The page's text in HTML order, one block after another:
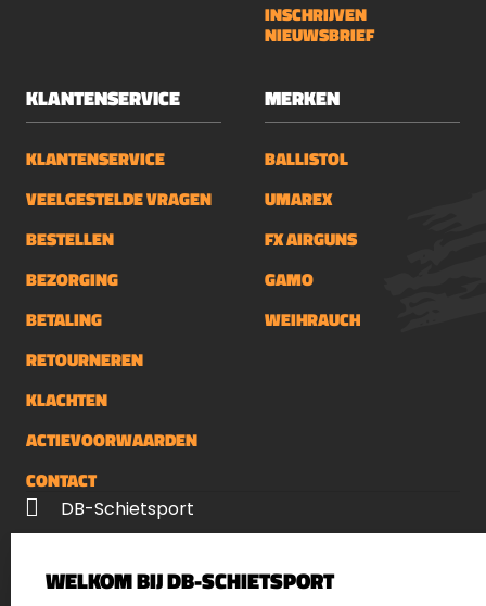
INSCHRIJVEN
NIEUWSBRIEF
KLANTENSERVICE
KLANTENSERVICE
VEELGESTELDE VRAGEN
BESTELLEN
BEZORGING
BETALING
RETOURNEREN
KLACHTEN
ACTIEVOORWAARDEN
CONTACT
MERKEN
BALLISTOL
UMAREX
FX AIRGUNS
GAMO
WEIHRAUCH
DB-Schietsport
5411 LX Zeeland
WELKOM BIJ DB-SCHIETSPORT